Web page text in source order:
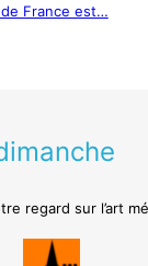
France est…
regard sur l’art